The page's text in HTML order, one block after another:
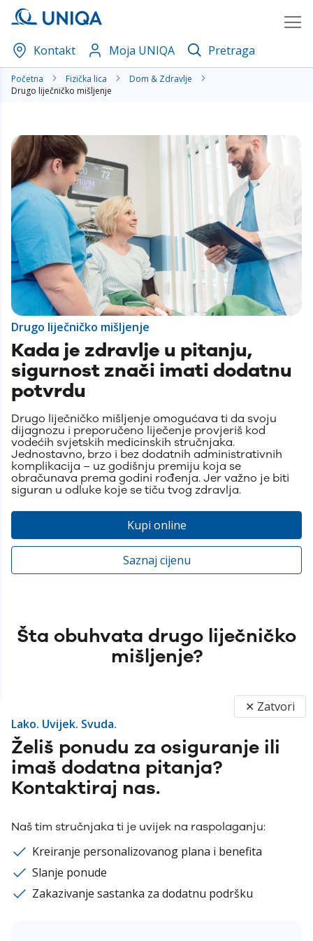
Skip
to
Kontakt
Moja UNIQA Pretraga
Početna Fizička lica
Dom & Zdravlje
Drugo liječničko mišljenje
Drugo liječničko mišljenje
Kada je zdravlje u pitanju,
sigurnost znači imati dodatnu
potvrdu
Drugo liječničko mišljenje omogućava ti da svoju
dijagnozu i preporučeno liječenje provjeriš kod
vodećih svjetskih medicinskih stručnjaka.
Jednostavno, brzo i bez dodatnih administrativnih
komplikacija – uz godišnju premiju koja se
obračunava prema godini rođenja. Jer važno je biti
siguran u odluke koje se tiču tvog zdravlja.
Kupi online
Saznaj cijenu
Šta obuhvata drugo liječničko
mišljenje?
Svjetski medicinski stručnjaci - dostupni kada
su ti najpotrebniji
Pogrešne dijagnoze i neadekvatne terapije,
nažalost, nisu rijetkost. Zato je dodatna provjera
važan korak ka sigurnijem liječenju.
se od prve, a svaki treći pacijent barem jednom
zatraži mišljenje drugog ljekara o svojoj
dijagnozi i terapiji.
Osiguranje pokriva drugo mišljenje svjetski
priznatih medicinskih stručnjaka za više od 100
Lako. Uvijek. Svuda.
Želiš ponudu za osiguranje ili
imaš dodatna pitanja?
Kontaktiraj nas.
Naš tim stručnjaka ti je uvijek na raspolaganju:
Kreiranje personalizovanog plana i benefita
Slanje ponude
Zakazivanje sastanka za dodatnu podršku
✕ Zatvori